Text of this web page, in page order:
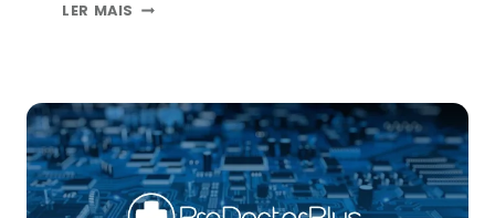
LER MAIS COMPILAÇÃO
PRODOCTOR
CORP